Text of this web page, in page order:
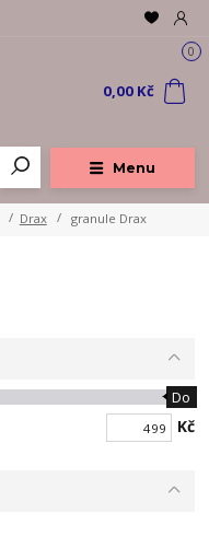
Menu
0
0,00 Kč
Drax granule Drax
Do
Kč